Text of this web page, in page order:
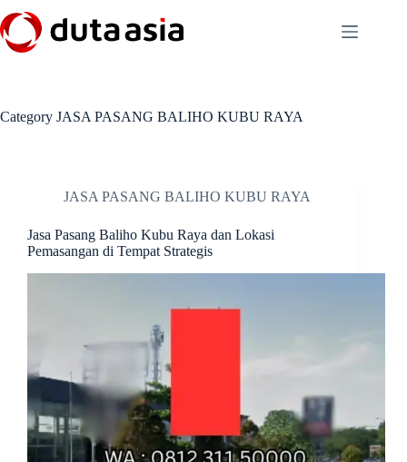
to
content
Category JASA PASANG BALIHO KUBU RAYA
JASA PASANG BALIHO KUBU RAYA
Jasa Pasang Baliho Kubu Raya dan Lokasi
Pemasangan di Tempat Strategis